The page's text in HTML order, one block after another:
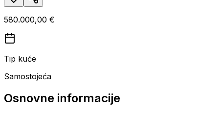
580.000,00 €
Tip kuće
Samostojeća
Osnovne informacije